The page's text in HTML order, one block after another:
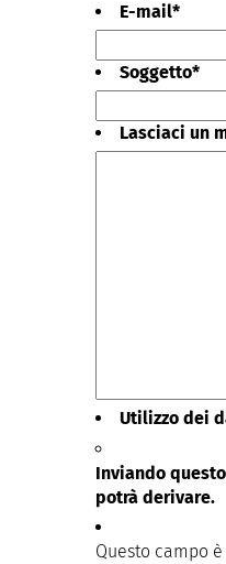
E-mail*
Soggetto*
Lasciaci un
Utilizzo dei
Inviando
potrà derivare.
Questo campo